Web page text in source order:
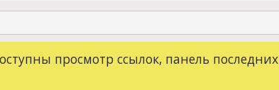
просмотр ссылок, панель последних